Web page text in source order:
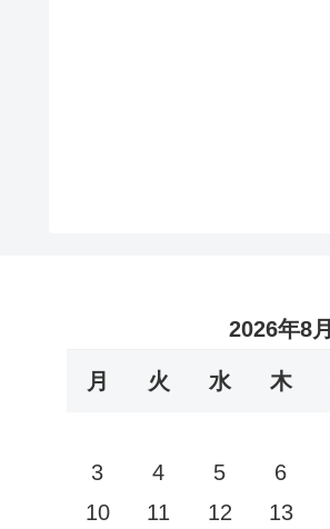
2026年8月
月 火 水 木
3
4 5 6
10
11 12 13